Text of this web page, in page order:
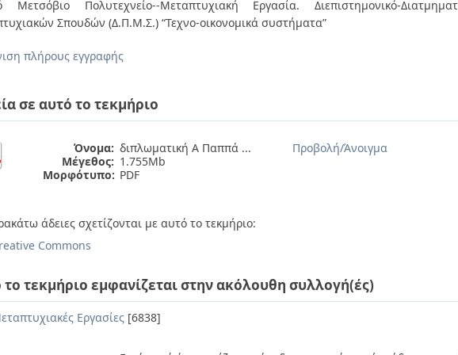
Μετσόβιο Πολυτεχνείο--Μεταπτυχιακή Εργασία. Διεπιστημονικό-
Σπουδών (Δ.Π.Μ.Σ.) “Τεχνο-οικονομικά συστήματα”
πλήρους εγγραφής
σε αυτό το τεκμήριο
Όνομα: διπλωματική Α Παππά ...
Μέγεθος: 1.755Mb
Μορφότυπο: PDF
Προβολή/Άνοιγμα
άδειες σχετίζονται με αυτό το τεκμήριο:
Commons
το τεκμήριο εμφανίζεται στην ακόλουθη συλλογή(ές)
Εργασίες [6838]